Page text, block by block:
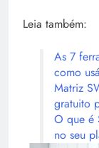
Leia também:
As 7
como
Matriz
gratuito
O que é
no seu